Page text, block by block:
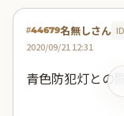
#44679名無しさん
2020/09/21 12:31
青色防犯灯との